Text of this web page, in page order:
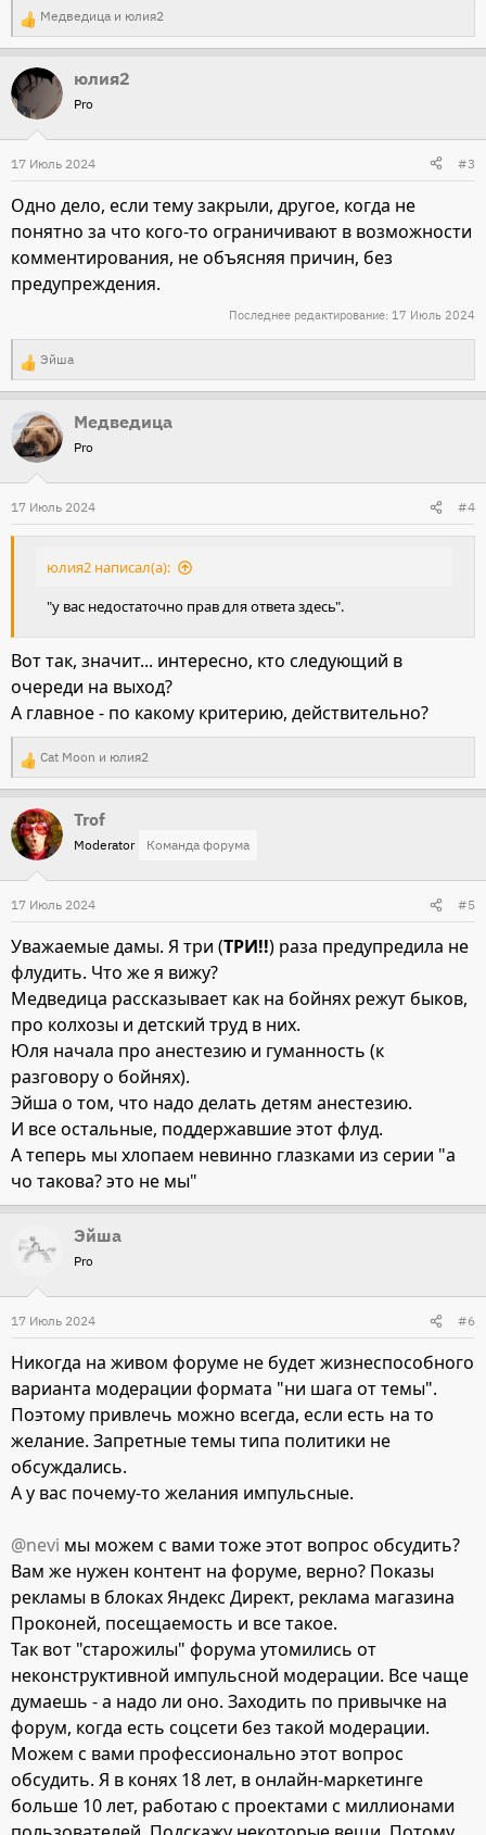
Р
е
а
к
и
и
:
Медведица и юлия2
юлия2
Pro
17 Июль 2024 #3
Одно дело, если тему закрыли, другое, когда не
понятно за что кого-то ограничивают в возможности
комментирования, не объясняя причин, без
предупреждения.
Последнее редактирование: 17 Июль 2024
Р
е
а
к
и
и
Эйша
Медведица
Pro
17 Июль 2024 #4
юлия2 написал(а):
"у вас недостаточно прав для ответа здесь".
Вот так, значит... интересно, кто следующий в
очереди на выход?
А главное - по какому критерию, действительно?
Р
е
а
к
и
и
:
Cat Moon и юлия2
Trof
Moderator Команда форума
17 Июль 2024 #5
Уважаемые дамы. Я три (ТРИ!!) раза предупредила не
флудить. Что же я вижу?
Медведица рассказывает как на бойнях режут быков,
про колхозы и детский труд в них.
Юля начала про анестезию и гуманность (к
разговору о бойнях).
Эйша о том, что надо делать детям анестезию.
И все остальные, поддержавшие этот флуд.
А теперь мы хлопаем невинно глазками из серии "а
чо такова? это не мы"
Эйша
Pro
17 Июль 2024 #6
Никогда на живом форуме не будет жизнеспособного
варианта модерации формата "ни шага от темы".
Поэтому привлечь можно всегда, если есть на то
желание. Запретные темы типа политики не
обсуждались.
А у вас почему-то желания импульсные.
@nevi мы можем с вами тоже этот вопрос обсудить?
Вам же нужен контент на форуме, верно? Показы
рекламы в блоках Яндекс Директ, реклама магазина
Проконей, посещаемость и все такое.
Так вот "старожилы" форума утомились от
неконструктивной импульсной модерации. Все чаще
думаешь - а надо ли оно. Заходить по привычке на
форум, когда есть соцсети без такой модерации.
Можем с вами профессионально этот вопрос
обсудить. Я в конях 18 лет, в онлайн-маркетинге
больше 10 лет, работаю с проектами с миллионами